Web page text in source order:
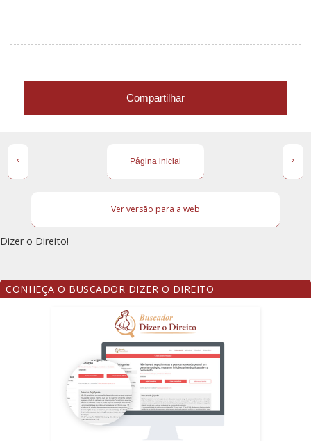
Compartilhar
‹ ›
Página inicial
Ver versão para a web
Dizer o Direito!
CONHEÇA O BUSCADOR DIZER O DIREITO